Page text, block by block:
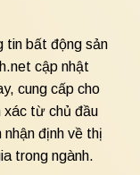
tin bất động sản
cập nhật
cung cấp cho
xác từ chủ đầu
định về thị
trong ngành.